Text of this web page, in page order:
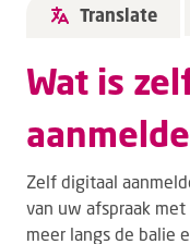
Translate
Wat is
Zelf digitaal
van uw afspraak
meer langs de balie